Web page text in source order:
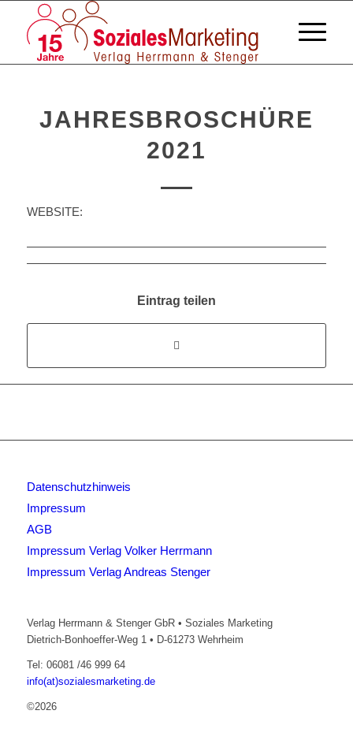
JAHRESBROSCHÜRE
2021
WEBSITE:
Eintrag teilen
Datenschutzhinweis
Impressum
AGB
Impressum Verlag Volker Herrmann
Impressum Verlag Andreas Stenger
Verlag Herrmann & Stenger GbR • Soziales Marketing
Dietrich-Bonhoeffer-Weg 1 • D-61273 Wehrheim
Tel: 06081 /46 999 64
info(at)sozialesmarketing.de
©2026